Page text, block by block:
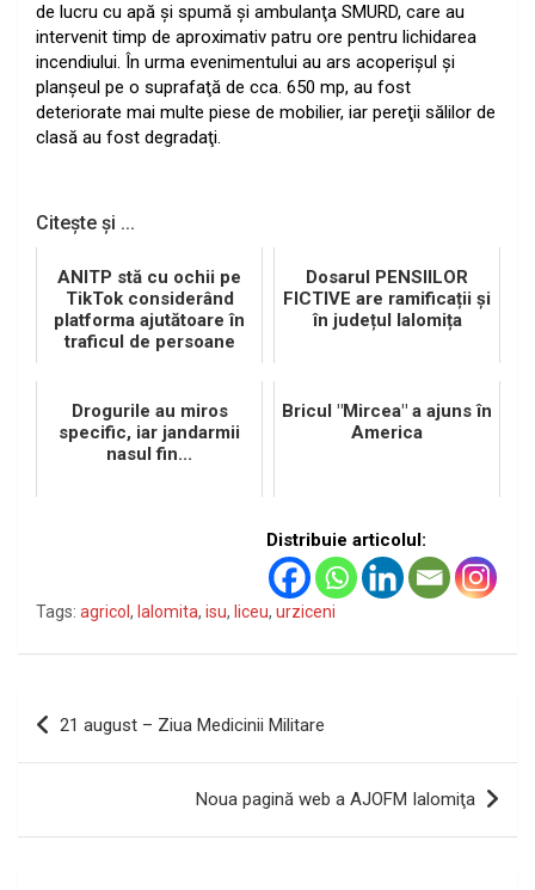
de lucru cu apă şi spumă şi ambulanţa SMURD, care au
intervenit timp de aproximativ patru ore pentru lichidarea
incendiului. În urma evenimentului au ars acoperişul şi
planşeul pe o suprafaţă de cca. 650 mp, au fost
deteriorate mai multe piese de mobilier, iar pereţii sălilor de
clasă au fost degradaţi.
Citește și ...
ANITP stă cu ochii pe
TikTok considerând
platforma ajutătoare în
traficul de persoane
Dosarul PENSIILOR
FICTIVE are ramificații și
în județul Ialomița
Drogurile au miros
specific, iar jandarmii
nasul fin...
Bricul "Mircea" a ajuns în
America
Distribuie articolul:
Tags: agricol , Ialomita, isu, liceu, urziceni
Navigare
21 august – Ziua Medicinii Militare
Noua pagină web a AJOFM Ialomiţa